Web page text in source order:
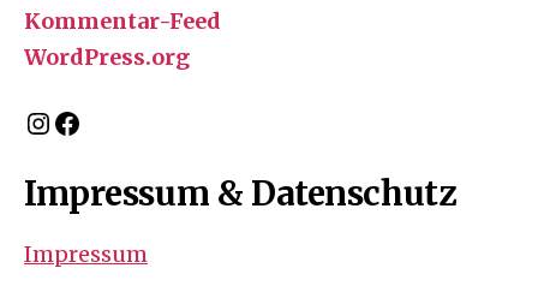
Kommentar-Feed
WordPress.org
Instagram
Facebook
Impressum & Datenschutz
Impressum